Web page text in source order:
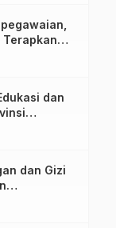
Terapkan
dan
Kolaborasi
dan Gizi